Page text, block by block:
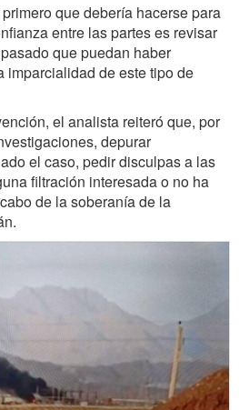
que debería hacerse para
entre las partes es revisar
que puedan haber
imparcialidad de este tipo de
el analista reiteró que, por
depurar
el caso, pedir disculpas a las
filtración interesada o no ha
de la soberanía de la